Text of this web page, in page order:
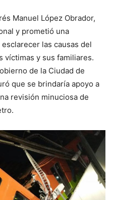
Manuel López Obrador,
y prometió una
las causas del
víctimas y sus familiares.
de la Ciudad de
que se brindaría apoyo a
revisión minuciosa de